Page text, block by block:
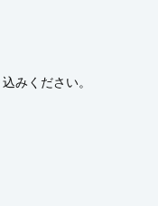
ください。